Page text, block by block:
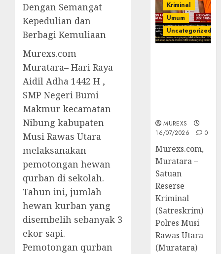
Dengan Semangat
Kepedulian dan
Berbagi Kemuliaan
Murexs.com
Muratara– Hari Raya
Aidil Adha 1442 H ,
SMP Negeri Bumi
Makmur kecamatan
Nibung kabupaten
Musi Rawas Utara
melaksanakan
pemotongan hewan
qurban di sekolah.
Tahun ini, jumlah
hewan kurban yang
disembelih sebanyak 3
ekor sapi.
Pemotongan qurban
Kriminal
Umum
Uncategorized
MUREXS
16/07/2026
0
Murexs.com,
Muratara –
Satuan
Reserse
Kriminal
(Satreskrim)
Polres Musi
Rawas Utara
(Muratara)